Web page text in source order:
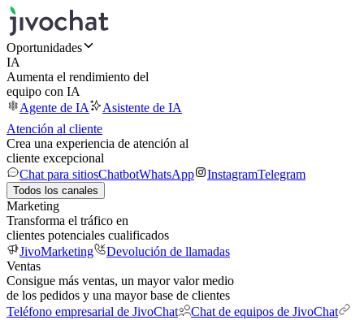
Oportunidades
IA
Aumenta el rendimiento del
equipo con IA
Agente de IA
Asistente de IA
Atención al cliente
Crea una experiencia de atención al
cliente excepcional
Chat para sitiosChatbotWhatsApp InstagramTelegram
Todos los canales
Marketing
Transforma el tráfico en
clientes potenciales cualificados
JivoMarketing
Devolución de llamadas
Ventas
Consigue más ventas, un mayor valor medio
de los pedidos y una mayor base de clientes
Teléfono empresarial de JivoChat
Chat de equipos de JivoChat